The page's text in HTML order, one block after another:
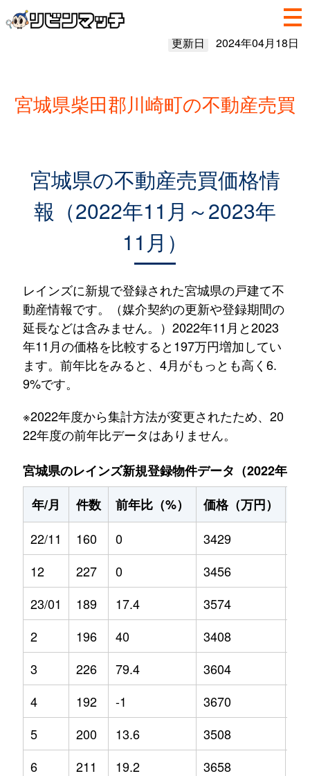
更新日 2024年04月18日
宮城県柴田郡川崎町の不動産売買
宮城県の不動産売買価格情
報（2022年11月～2023年
11月）
レインズに新規で登録された宮城県の戸建て不
動産情報です。（媒介契約の更新や登録期間の
延長などは含みません。）2022年11月と2023
年11月の価格を比較すると197万円増加してい
ます。前年比をみると、4月がもっとも高く6.
9%です。
※2022年度から集計方法が変更されたため、20
22年度の前年比データはありません。
宮城県のレインズ新規登録物件データ（2022年11
年/月
件数 前年比（%） 価格（万円）
22/11
160 0 3429
12
227 0 3456
23/01
189 17.4 3574
2
196 40 3408
3
226 79.4 3604
4
192 -1 3670
5
200 13.6 3508
6
211 19.2 3658